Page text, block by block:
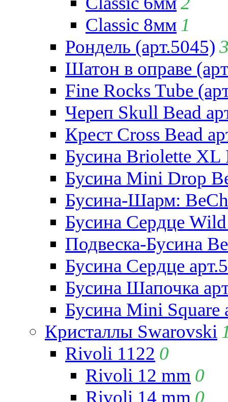
Classic 8мм 1
Рондель (арт.5045)
Шатон в оправе
Fine Rocks Tube
Череп Skull Bead
Крест Cross Bead
Бусина Briolette XL
Бусина Mini Drop
Бусина-Шарм:
Бусина Сердце
Подвеска-Бусина
Бусина Сердце
Бусина Шапочка
Бусина Mini Square
Кристаллы Swarovski
Rivoli 1122 0
Rivoli 12 mm 0
Rivoli 14 mm 0